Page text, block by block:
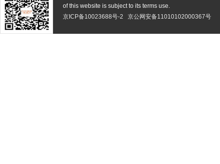
of this website is subject to its terms use.
京ICP备10023688号-2
京公网安备11010102000367号